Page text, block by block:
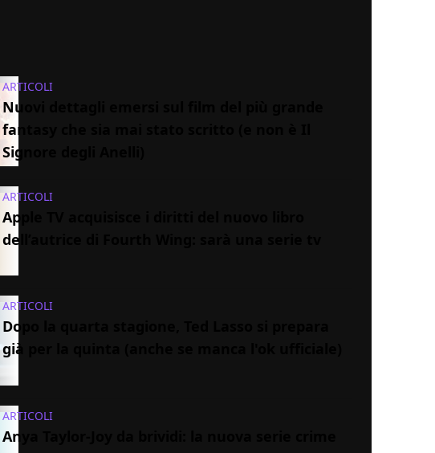
ARTICOLI
Nuovi dettagli emersi sul film del più grande
fantasy che sia mai stato scritto (e non è Il
Signore degli Anelli)
ARTICOLI
Apple TV acquisisce i diritti del nuovo libro
dell’autrice di Fourth Wing: sarà una serie tv
ARTICOLI
Dopo la quarta stagione, Ted Lasso si prepara
già per la quinta (anche se manca l'ok ufficiale)
ARTICOLI
Anya Taylor-Joy da brividi: la nuova serie crime